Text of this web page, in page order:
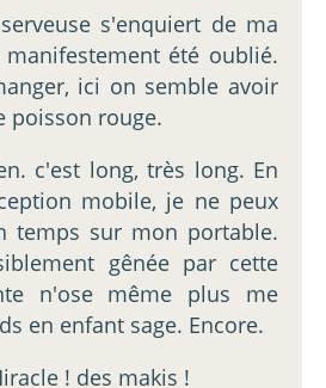
s'enquiert de ma
manifestement été oublié.
ici on semble avoir
poisson rouge.
c'est long, très long. En
mobile, je ne peux
temps sur mon portable.
gênée par cette
n'ose même plus me
en enfant sage. Encore.
! des makis !